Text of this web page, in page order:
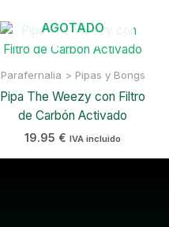
AGOTADO
Parafernalia > Pipas y Bongs
Pipa The Weezy con Filtro
de Carbón Activado
19.95 € IVA incluido